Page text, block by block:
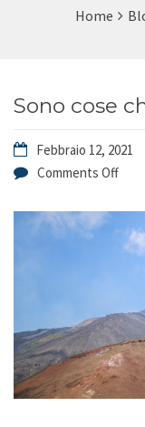
Home
Sono cose
Febbraio 12, 2021
Comments Off